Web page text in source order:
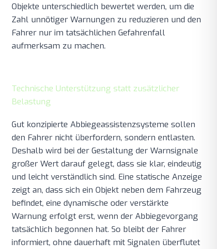
Objekte unterschiedlich bewertet werden, um die
Zahl unnötiger Warnungen zu reduzieren und den
Fahrer nur im tatsächlichen Gefahrenfall
aufmerksam zu machen.
Technische Unterstützung statt zusätzlicher
Belastung
Gut konzipierte Abbiegeassistenzsysteme sollen
den Fahrer nicht überfordern, sondern entlasten.
Deshalb wird bei der Gestaltung der Warnsignale
großer Wert darauf gelegt, dass sie klar, eindeutig
und leicht verständlich sind. Eine statische Anzeige
zeigt an, dass sich ein Objekt neben dem Fahrzeug
befindet, eine dynamische oder verstärkte
Warnung erfolgt erst, wenn der Abbiegevorgang
tatsächlich begonnen hat. So bleibt der Fahrer
informiert, ohne dauerhaft mit Signalen überflutet